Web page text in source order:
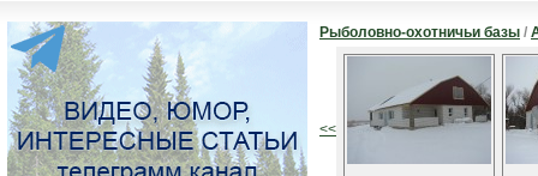
Рыболовно-охотничьи базы /
<<